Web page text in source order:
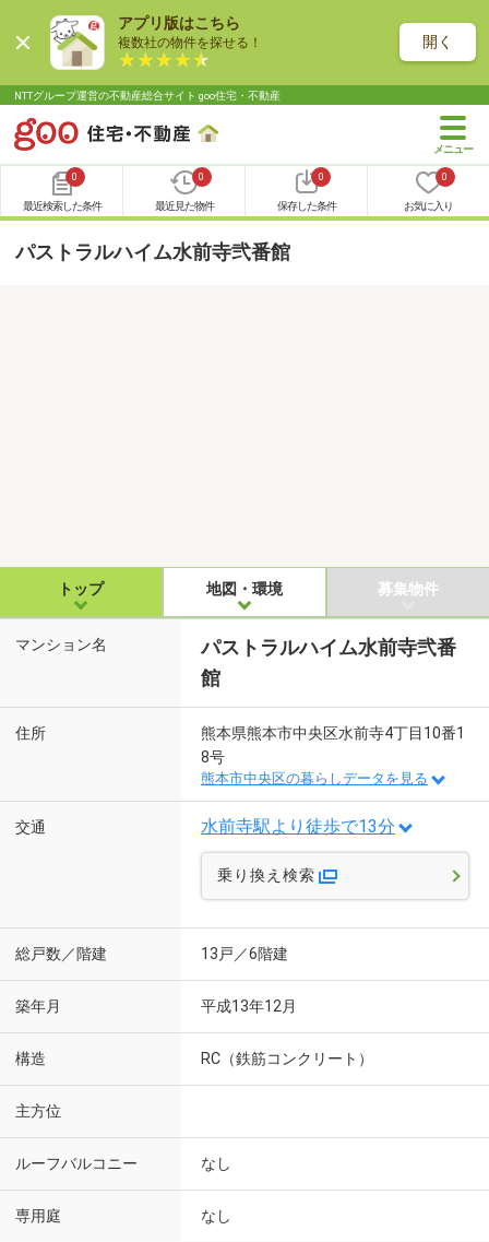
アプリ版はこちら
複数社の物件を探せる！ 開く
NTTグループ運営の不動産総合サイト goo住宅・不動産
0
最近検索した条件
0
最近見た物件
0
保存した条件
0
お気に入り
パストラルハイム水前寺弐番館
トップ 地図・環境 募集物件
マンション名
パストラルハイム水前寺弐番
館
住所
熊本県熊本市中央区水前寺4丁目10番1
8号
熊本市中央区の暮らしデータを見る
交通 水前寺駅より徒歩で13分
乗り換え検索
総戸数／階建 13戸／6階建
築年月 平成13年12月
構造 RC（鉄筋コンクリート）
主方位
ルーフバルコニー なし
専用庭 なし